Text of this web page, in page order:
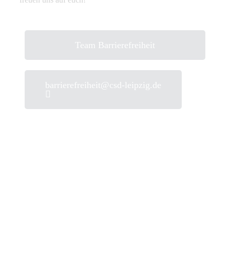
Team Barrierefreiheit
barrierefreiheit@csd-leipzig.de